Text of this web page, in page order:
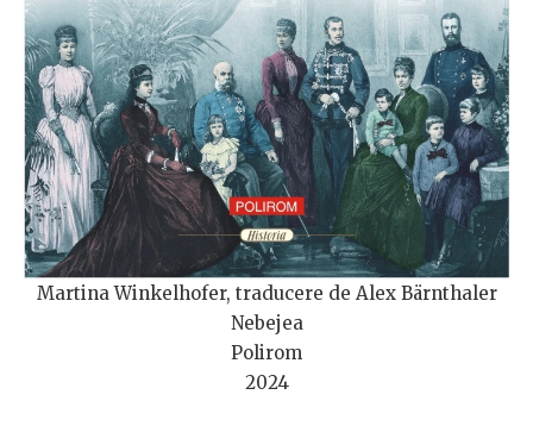
Martina Winkelhofer, traducere de Alex Bärnthaler
Nebejea
Polirom
2024